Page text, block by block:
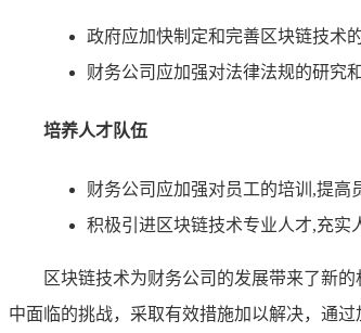
政府应加快制定和完善区块链技术
财务公司应加强对法律法规的研究
培养人才队伍
财务公司应加强对员工的培训,提高
积极引进区块链技术专业人才,充实
区块链技术为财务公司的发展带来了新
中面临的挑战，采取有效措施加以解决，通